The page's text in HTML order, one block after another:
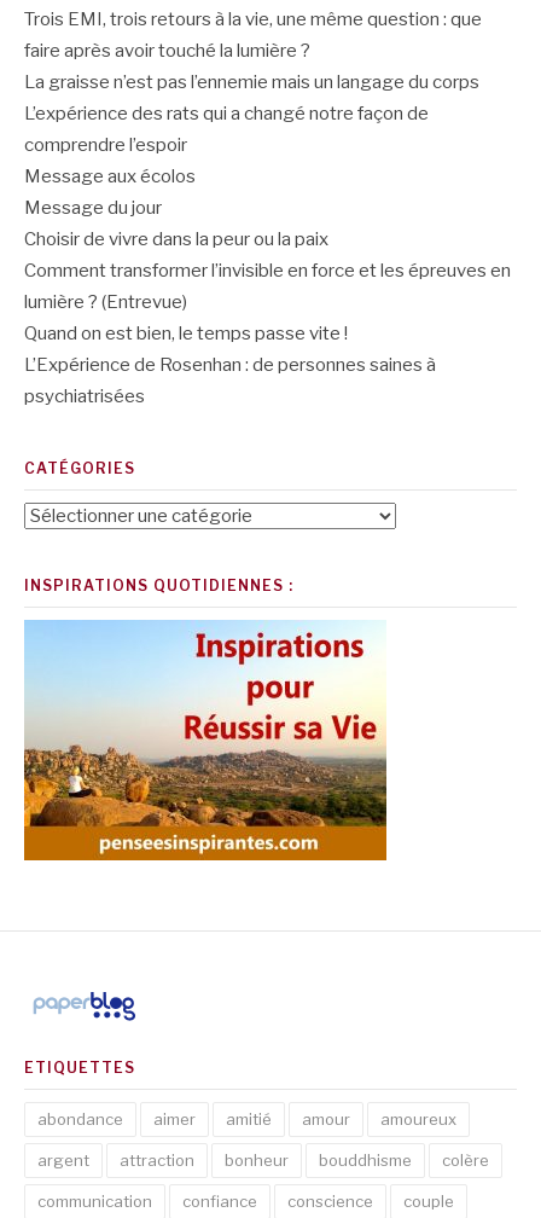
Trois EMI, trois retours à la vie, une même question : que
faire après avoir touché la lumière ?
La graisse n’est pas l’ennemie mais un langage du corps
L’expérience des rats qui a changé notre façon de
comprendre l’espoir
Message aux écolos
Message du jour
Choisir de vivre dans la peur ou la paix
Comment transformer l’invisible en force et les épreuves en
lumière ? (Entrevue)
Quand on est bien, le temps passe vite !
L’Expérience de Rosenhan : de personnes saines à
psychiatrisées
CATÉGORIES
Catégories
INSPIRATIONS QUOTIDIENNES :
ETIQUETTES
abondance aimer amitié amour amoureux
argent attraction bonheur bouddhisme colère
communication confiance conscience couple